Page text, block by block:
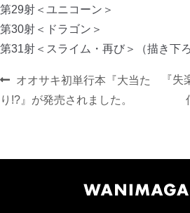
第29射＜ユニコーン＞
第30射＜ドラゴン＞
第31射＜スライム・再び＞（描き下ろ
投
稿
ー
前
の
オオサキ初単行本『大当た
り!?』が発売されました。
次
『